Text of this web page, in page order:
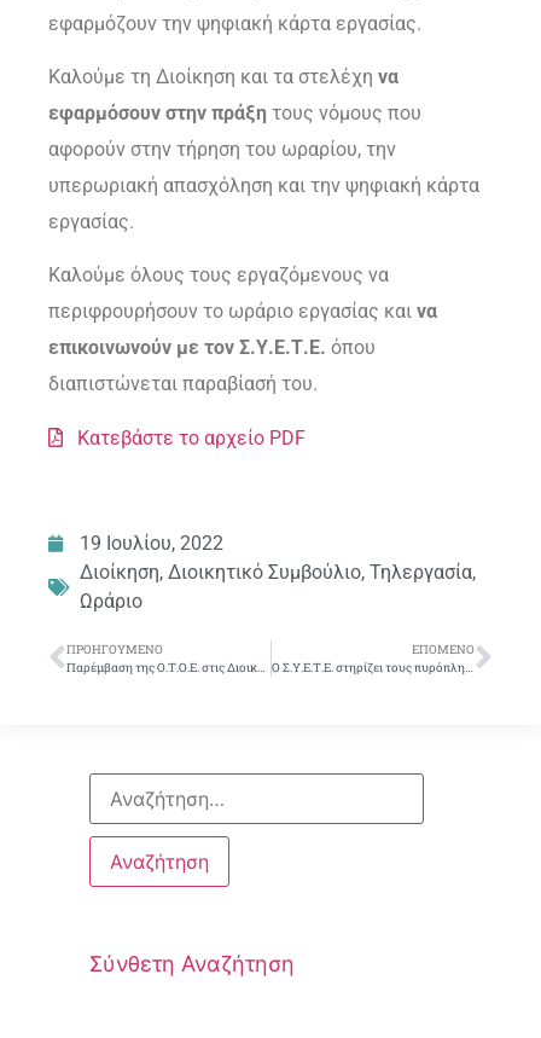
εφαρμόζουν την ψηφιακή κάρτα εργασίας.
Καλούμε τη Διοίκηση και τα στελέχη να
εφαρμόσουν στην πράξη τους νόμους που
αφορούν στην τήρηση του ωραρίου, την
υπερωριακή απασχόληση και την ψηφιακή κάρτα
εργασίας.
Καλούμε όλους τους εργαζόμενους να
περιφρουρήσουν το ωράριο εργασίας και να
επικοινωνούν με τον Σ.Υ.Ε.Τ.Ε. όπου
διαπιστώνεται παραβίασή του.
Κατεβάστε το αρχείο PDF
19 Ιουλίου, 2022
Διοίκηση, Διοικητικό Συμβούλιο, Τηλεργασία,
Ωράριο
ΠΡΟΗΓΟΎΜΕΝΟ
Παρέμβαση της Ο.Τ.Ο.Ε. στις Διοικήσεις των Τραπεζών για την ψηφιακή κάρτα εργασίας
ΕΠΌΜΕΝΟ
Ο Σ.Υ.Ε.Τ.Ε. στηρίζει τους πυρόπληκτους συναδέλφους
Σύνθετη Αναζήτηση